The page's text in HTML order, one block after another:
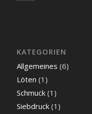
KATEGORIEN
Allgemeines (6)
Löten (1)
Schmuck(1)
Siebdruck(1)